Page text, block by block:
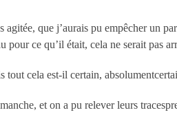
que j’aurais pu empêcher un
pour ce qu’il était, cela ne serait pas
tout cela est-il certain,
et on a pu relever leurs